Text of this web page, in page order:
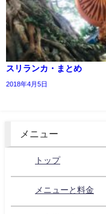
スリランカ・まとめ
2018年4月5日
メニュー
トップ
メニューと料金